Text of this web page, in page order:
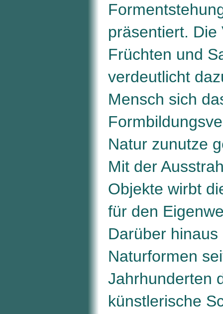
präsentiert. Die
Früchten und
verdeutlicht
Mensch sich
Natur zunutze
Mit der
Objekte wirbt
für den
Darüber hinaus
Naturformen
Jahrhunderten
künstlerische